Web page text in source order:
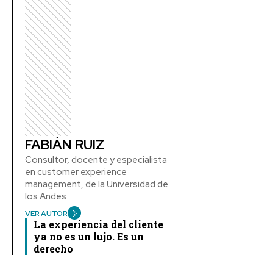
FABIÁN RUIZ
Consultor, docente y especialista
en customer experience
management, de la Universidad de
los Andes
VER AUTOR
La experiencia del cliente
ya no es un lujo. Es un
derecho